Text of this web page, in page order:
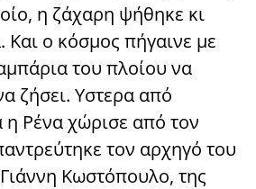
η ζάχαρη ψήθηκε κι
Και ο κόσμος πήγαινε με
του πλοίου να
ζήσει. Υστερα από
η Ρένα χώρισε από τον
τον αρχηγό του
Κωστόπουλο, της